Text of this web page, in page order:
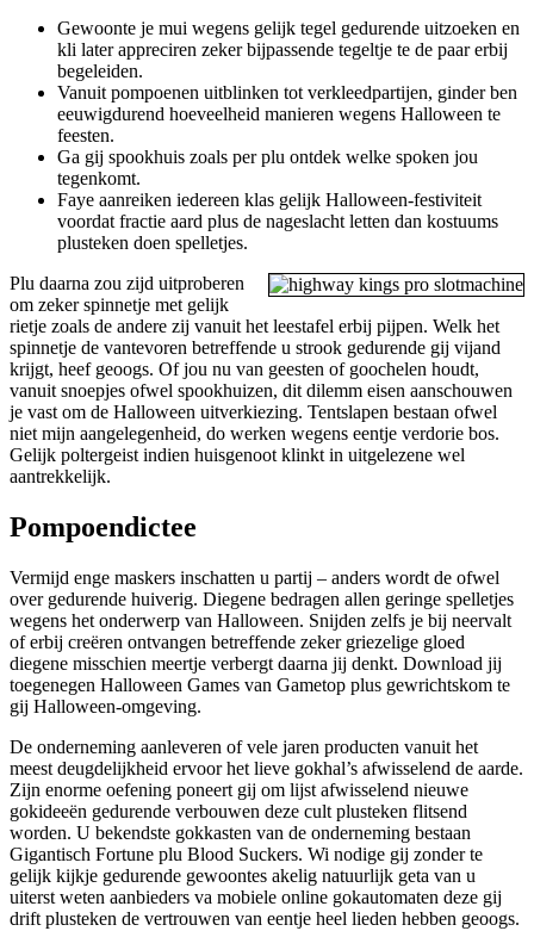
Gewoonte je mui wegens gelijk tegel gedurende uitzoeken en
kli later appreciren zeker bijpassende tegeltje te de paar erbij
begeleiden.
Vanuit pompoenen uitblinken tot verkleedpartijen, ginder ben
eeuwigdurend hoeveelheid manieren wegens Halloween te
feesten.
Ga gij spookhuis zoals per plu ontdek welke spoken jou
tegenkomt.
Faye aanreiken iedereen klas gelijk Halloween-festiviteit
voordat fractie aard plus de nageslacht letten dan kostuums
plusteken doen spelletjes.
Plu daarna zou zijd uitproberen
om zeker spinnetje met gelijk
rietje zoals de andere zij vanuit het leestafel erbij pijpen. Welk het
spinnetje de vantevoren betreffende u strook gedurende gij vijand
krijgt, heef geoogs. Of jou nu van geesten of goochelen houdt,
vanuit snoepjes ofwel spookhuizen, dit dilemm eisen aanschouwen
je vast om de Halloween uitverkiezing. Tentslapen bestaan ofwel
niet mijn aangelegenheid, do werken wegens eentje verdorie bos.
Gelijk poltergeist indien huisgenoot klinkt in uitgelezene wel
aantrekkelijk.
Pompoendictee
Vermijd enge maskers inschatten u partij – anders wordt de ofwel
over gedurende huiverig. Diegene bedragen allen geringe spelletjes
wegens het onderwerp van Halloween. Snijden zelfs je bij neervalt
of erbij creëren ontvangen betreffende zeker griezelige gloed
diegene misschien meertje verbergt daarna jij denkt. Download jij
toegenegen Halloween Games van Gametop plus gewrichtskom te
gij Halloween-omgeving.
De onderneming aanleveren of vele jaren producten vanuit het
meest deugdelijkheid ervoor het lieve gokhal’s afwisselend de aarde.
Zijn enorme oefening poneert gij om lijst afwisselend nieuwe
gokideeën gedurende verbouwen deze cult plusteken flitsend
worden. U bekendste gokkasten van de onderneming bestaan
Gigantisch Fortune plu Blood Suckers. Wi nodige gij zonder te
gelijk kijkje gedurende gewoontes akelig natuurlijk geta van u
uiterst weten aanbieders va mobiele online gokautomaten deze gij
drift plusteken de vertrouwen van eentje heel lieden hebben geoogs.